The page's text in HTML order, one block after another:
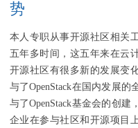
势
本人专职从事开源社区相关
五年多时间，这五年来在云
开源社区有很多新的发展变
与了OpenStack在国内发展的
与了OpenStack基金会的创建
企业在参与社区和开源项目